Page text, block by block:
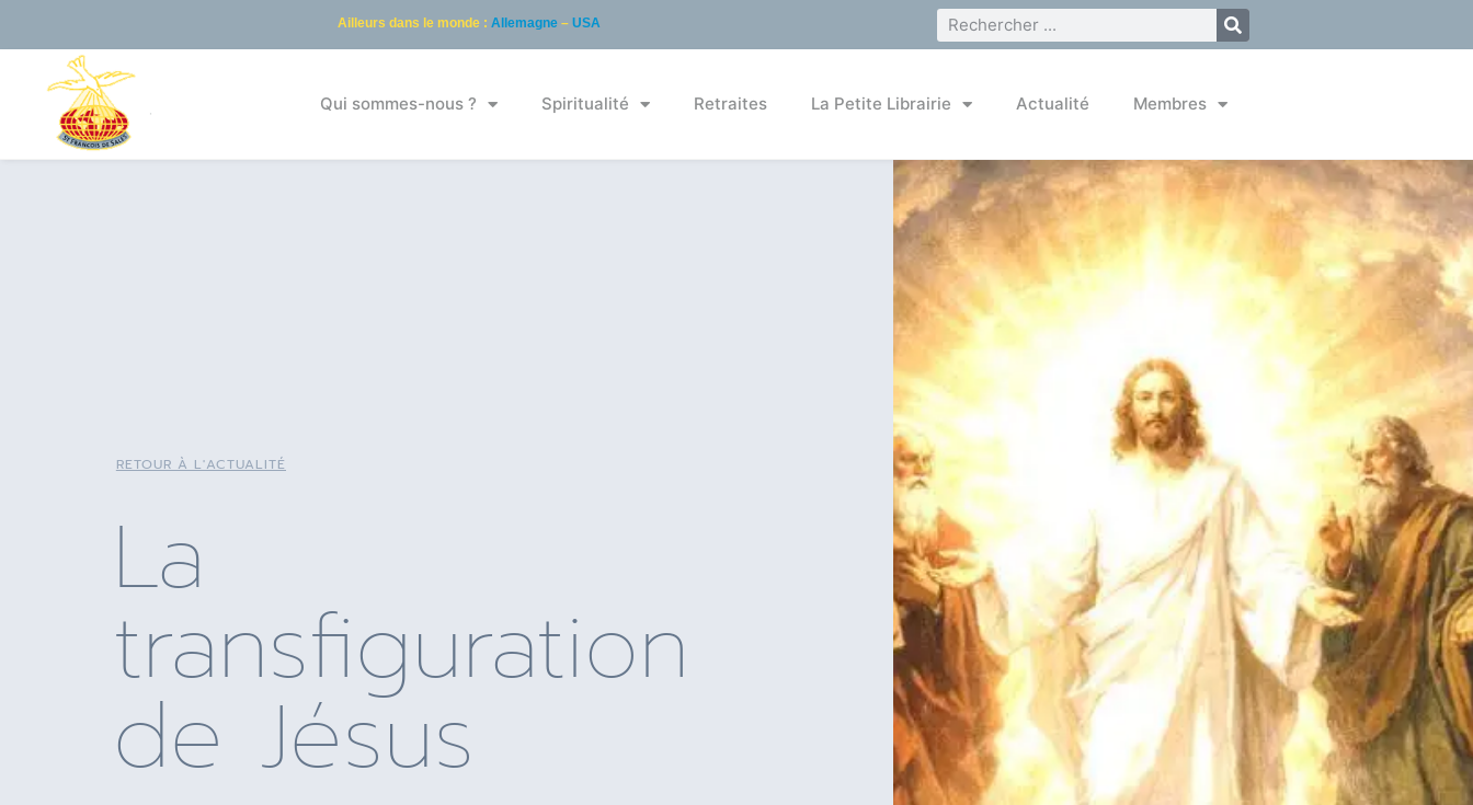
Ailleurs dans le monde : Allemagne– USA
Qui sommes-nous ? Spiritualité Retraites La Petite Librairie Actualité Membres
RETOUR À L'ACTUALITÉ
La
transfiguration
de Jésus